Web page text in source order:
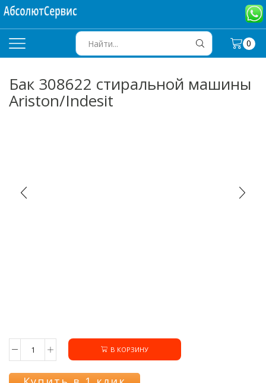
INPUT
0
Бак 308622 стиральной машины
Ariston/Indesit
Количество
товара
Бак
В КОРЗИНУ